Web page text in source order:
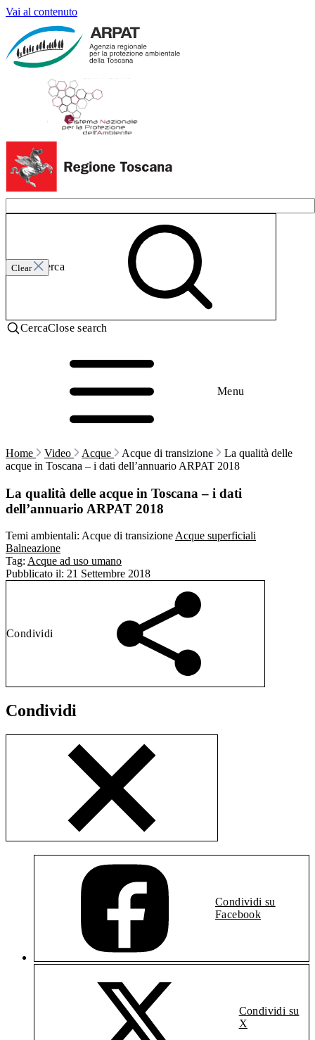
Vai al contenuto
Clear
Invia ricerca
CercaClose search
Menu
Home Video Acque Acque di transizione
La qualità delle
acque in Toscana – i dati dell’annuario ARPAT 2018
La qualità delle acque in Toscana – i dati
dell’annuario ARPAT 2018
Temi ambientali: Acque di transizioneAcque superficiali
Balneazione
Tag: Acque ad uso umano
Pubblicato il: 21 Settembre 2018
Condividi
Condividi
Condividi su
Facebook
Condividi su
X